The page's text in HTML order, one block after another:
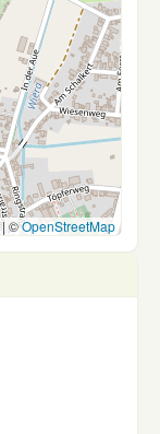
|©OpenStreetMap